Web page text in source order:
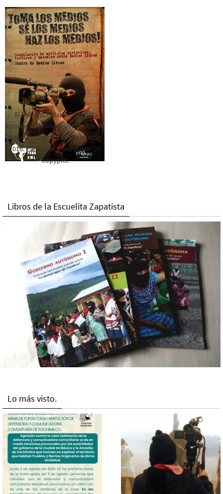
El Rebozo, Palapa Editorial,
publica este folleto del Centro de
Medios Libres. Esta es la edición
2016. Para rolar y compartir. (c)
Copyplis.
Libros de la Escuelita Zapatista
Lo más visto.